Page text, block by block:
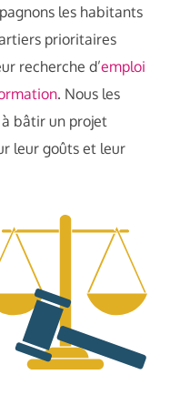
les habitants
prioritaires
recherche d’emploi
. Nous les
bâtir un projet
leur goûts et leur